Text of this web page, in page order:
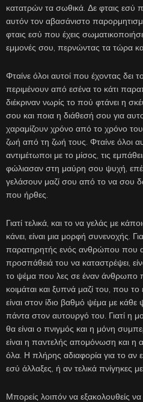
κατατρών τα σωθικά. Δε φταις εσύ
αυτόν τον αβασάνιστο
φταις εσύ που έχεις
εμμονές σου, περνώντας τα τώρα
Φταίνε όλοι αυτοί που έχοντας
περιμένουν από εσένα το κάτι
διέκριναν νωρίς το πού φτάνει η
σου και ποια η διάθεσή σου για
χαραμίζουν χρόνο από το χρόνο
ζωή από τη ζωή τους. Φταίνε όλοι
αντιμέτωποι με το μίσος, τις
φώλιασαν στη μαύρη σου ψυχή,
γελάσουν μαζί σου από το να σου
που ήρθες.
Γιατί τελικά, και το να γελάς με
κάνει, είναι μια μορφή συνενοχής.
παρατηρητής ενός ανθρώπου που
προσπάθειά του να καταστρέψει,
το ψέμα που λες σε έναν άνθρωπο
κοιμάται και ξυπνά μαζί του, που
είναι στον ίδιο βαθμό ψέμα με κάθε
πάντα στον αυτουργό του. Γιατί η
θα είναι ο πνιγμός και η μόνη
είναι η παντελής απομόνωση και
όλα. Η πλήρης αδιαφορία για το αν
εσύ άλλαξες, ή αν τελικά πνίγηκες
Μπορείς λοιπόν να εξακολουθείς